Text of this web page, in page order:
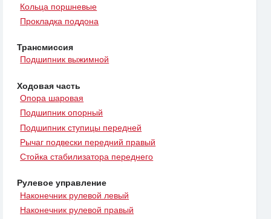
Кольца поршневые
Прокладка поддона
Трансмиссия
Подшипник выжимной
Ходовая часть
Опора шаровая
Подшипник опорный
Подшипник ступицы передней
Рычаг подвески передний правый
Стойка стабилизатора переднего
Рулевое управление
Наконечник рулевой левый
Наконечник рулевой правый